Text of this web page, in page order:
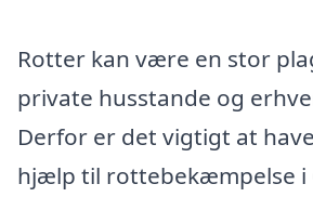
Rotter kan være en stor
private husstande og
Derfor er det vigtigt at
hjælp til rottebekæmpelse i